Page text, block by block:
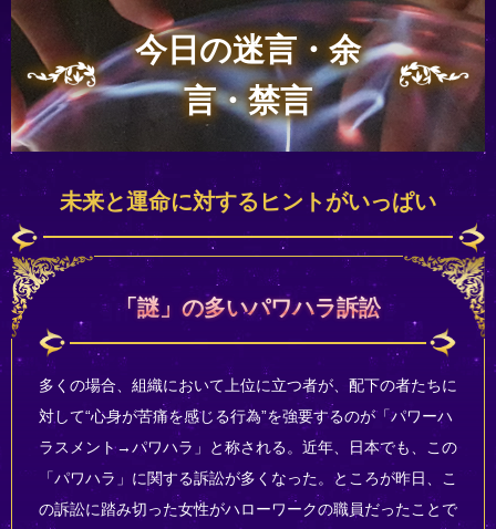
今日の迷言・余
言・禁言
未来と運命に対するヒントがいっぱい
「謎」の多いパワハラ訴訟
多くの場合、組織において上位に立つ者が、配下の者たちに
対して“心身が苦痛を感じる行為”を強要するのが「パワーハ
ラスメント→パワハラ」と称される。近年、日本でも、この
「パワハラ」に関する訴訟が多くなった。ところが昨日、こ
の訴訟に踏み切った女性がハローワークの職員だったことで